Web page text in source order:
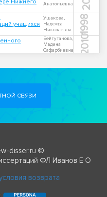
Нижнего
Анатольевна
учащихся
Ушакова,
Надежда
Николаевна
1998
Бейтуганова,
Мадина
Сафарбиевна
2010
СВЯЗИ
disser.ru ©
ФЛ Иванов Е О
возврата